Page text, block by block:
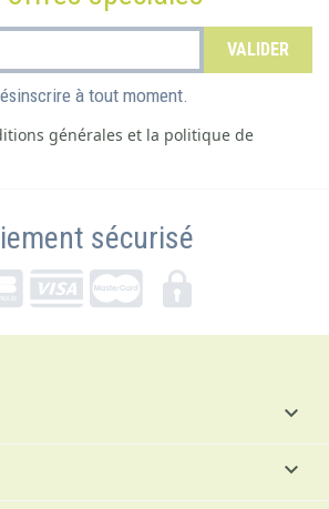
à tout moment.
générales et la politique de
sécurisé

